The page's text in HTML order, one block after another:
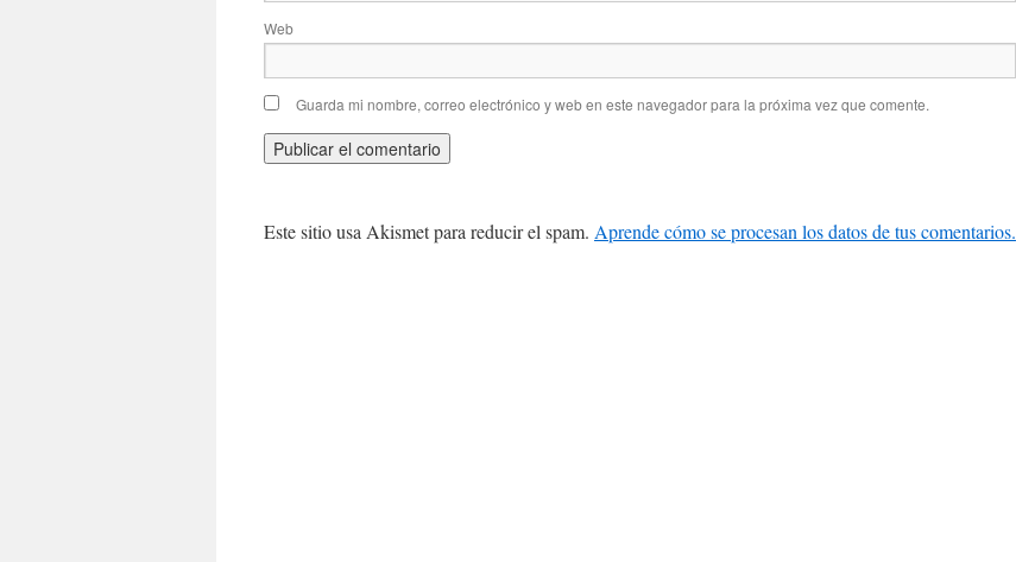
Web
Guarda mi nombre, correo electrónico y web en este navegador para la próxima vez que comente.
Este sitio usa Akismet para reducir el spam. Aprende cómo se procesan los datos de tus comentarios.